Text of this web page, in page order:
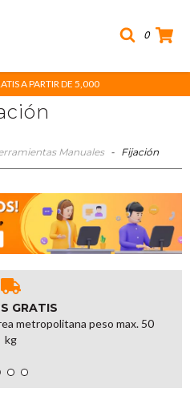
0
A PARTIR DE 5,000
Manuales - Fijación
GRATIS
metropolitana peso max. 50
kg